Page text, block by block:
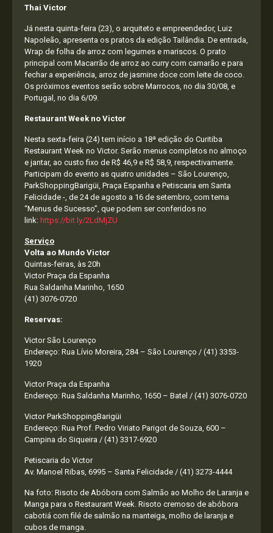
Thai Victor
Já nesta quinta-feira (23), o arquiteto e empreendedor, Luiz
Napoleão, apresenta os pratos da edição Tailândia. De entrada,
Wrap de folha de arroz com legumes e mariscos. O prato
principal com Macarrão de arroz ao curry com camarão e para
fechar a experiência, arroz de jasmine doce com leite de coco.
Os próximos eventos serão sobre Marrocos, no dia 30/08, e
Portugal, no dia 6/09.
Restaurant Week no Victor
Nesta sexta-feira (24) tem início a 18ª edição do Curitiba
Restaurant Week no Victor. Serão menus completos no almoço
e jantar, ao custo fixo de R$ 46,9 e R$ 58,9, respectivamente.
Participam do evento as quatro unidades – São Lourenço,
ParkShoppingBarigüi, Praça Espanha e Petiscaria em Santa
Felicidade -, de 24 de agosto a 16 de setembro, com tema
“Menus de Sucesso”, que podem ser conferidos no
link: https://bit.ly/2LdMjZU
Serviço
Volta ao Mundo Victor
Quintas-feiras, às 20h
Victor Praça da Espanha
Rua Saldanha Marinho, 1650
(41) 3076-0720
Reservas:
Victor São Lourenço
Endereço: Rua Lívio Moreira, 284 – São Lourenço / (41) 3353-
1920
Victor Praça da Espanha
Endereço: Rua Saldanha Marinho, 1650 – Batel / (41) 3076-0720
Victor ParkShoppingBarigüi
Endereço: Rua Prof. Pedro Viriato Parigot de Souza, 600 –
Campina do Siqueira / (41) 3317-6920
Petiscaria do Victor
Av. Manoel Ribas, 6995 – Santa Felicidade / (41) 3273-4444
Na foto: Risoto de Abóbora com Salmão ao Molho de Laranja e
Manga para o Restaurant Week. Risoto cremoso de abóbora
cabotiá com filé de salmão na manteiga, molho de laranja e
cubos de manga.